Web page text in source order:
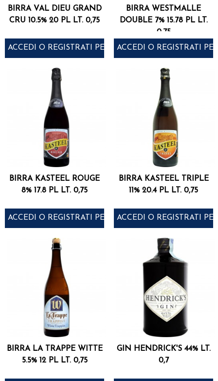
BIRRA VAL DIEU GRAND
CRU 10.5% 20 PL LT. 0,75
ACCEDI O REGISTRATI PER ACQUISTARE
BIRRA WESTMALLE
DOUBLE 7% 15.78 PL LT.
0,75
ACCEDI O REGISTRATI
BIRRA KASTEEL ROUGE
8% 17.8 PL LT. 0,75
ACCEDI O REGISTRATI PER ACQUISTARE
BIRRA KASTEEL TRIPLE
11% 20.4 PL LT. 0,75
ACCEDI O REGISTRATI
BIRRA LA TRAPPE WITTE
5.5% 12 PL LT. 0,75
GIN HENDRICK'S 44% LT.
0,7